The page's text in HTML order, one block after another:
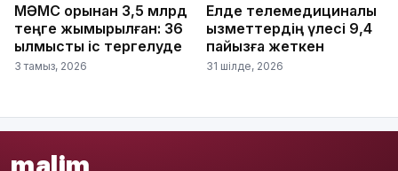
МӘМС қорынан 3,5 млрд
теңге жымқырылған: 36
қылмыстық іс тергелуде
3 тамыз, 2026
Елде телемедициналық
қызметтердің үлесі 9,4
пайызға жеткен
31 шілде, 2026